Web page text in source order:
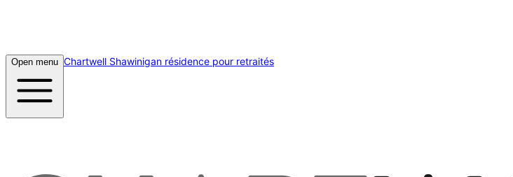
Open menu Chartwell Shawinigan résidence pour retraités